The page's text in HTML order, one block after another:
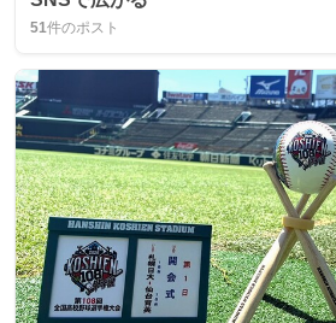
51件のポスト